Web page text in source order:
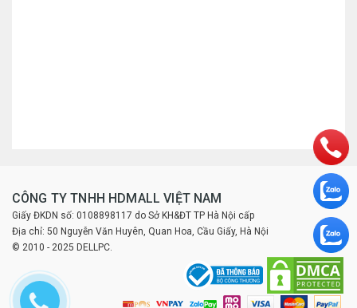
CÔNG TY TNHH HDMALL VIỆT NAM
Giấy ĐKDN số: 0108898117 do Sở KH&ĐT TP Hà Nội cấp
Địa chỉ: 50 Nguyễn Văn Huyên, Quan Hoa, Cầu Giấy, Hà Nội
© 2010 - 2025 DELLPC.